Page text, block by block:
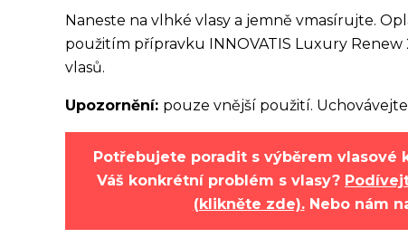
Naneste na vlhké vlasy a jemně vmasírujte.
použitím přípravku INNOVATIS Luxury
vlasů.
Upozornění: pouze vnější použití.
Potřebujete poradit s výběrem vlasové
Váš konkrétní problém s vlasy?
(klikněte zde).Nebo nám